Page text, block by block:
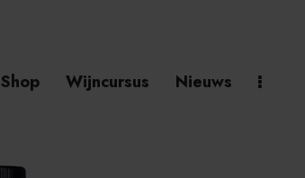
Shop Wijncursus Nieuws